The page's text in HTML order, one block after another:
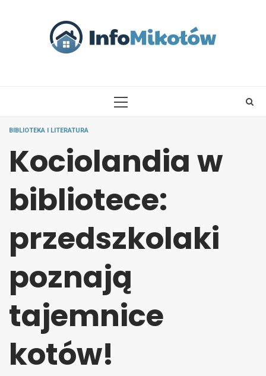
PRIMARY
BIBLIOTEKA I LITERATURA
Kociolandia w
bibliotece:
przedszkolaki
poznają
tajemnice
kotów!